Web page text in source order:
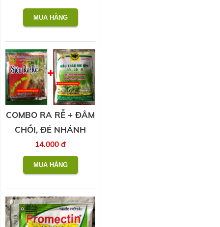
COMBO RA RỄ + ĐÂM
CHỒI, ĐẺ NHÁNH
14.000 đ